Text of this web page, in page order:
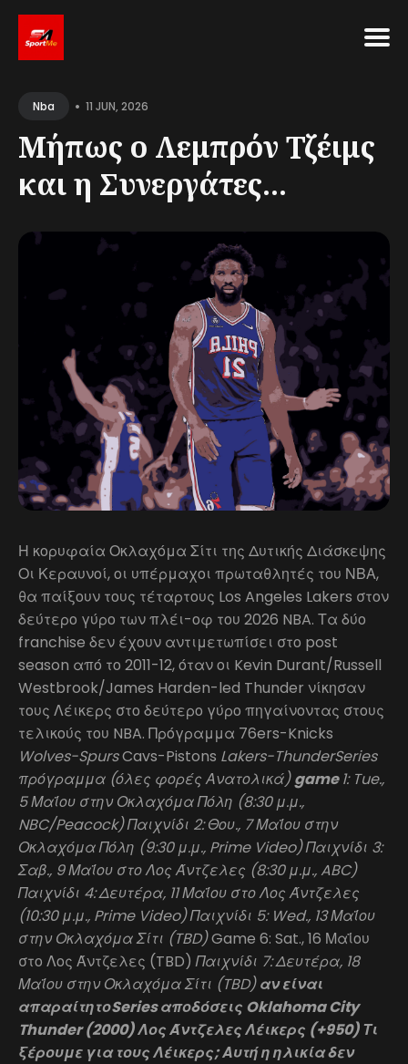
forNba • 11 JUN, 2026
Μήπως ο Λεμπρόν Τζέιμς
και η Συνεργάτες...
Η κορυφαία Οκλαχόμα Σίτι της Δυτικής Διάσκεψης
Οι Κεραυνοί, οι υπέρμαχοι πρωταθλητές του ΝΒΑ,
θα παίξουν τους τέταρτους Los Angeles Lakers στον
δεύτερο γύρο των πλέι-οφ του 2026 NBA. Τα δύο
franchise δεν έχουν αντιμετωπίσει στο post
season από το 2011-12, όταν οι Kevin Durant/Russell
Westbrook/James Harden-led Thunder νίκησαν
τους Λέικερς στο δεύτερο γύρο πηγαίνοντας στους
τελικούς του NBA. Πρόγραμμα 76ers-Knicks
Wolves-SpursCavs-Pistons Lakers-ThunderSeries
πρόγραμμα (όλες φορές Ανατολικά)game1: Tue.,
5 Μαΐου στην Οκλαχόμα Πόλη (8:30 μ.μ.,
NBC/Peacock) Παιχνίδι 2: Θου., 7 Μαΐου στην
Οκλαχόμα Πόλη (9:30 μ.μ., Prime Video) Παιχνίδι 3:
Σαβ., 9 Μαΐου στο Λος Άντζελες (8:30 μ.μ., ABC)
Παιχνίδι 4: Δευτέρα, 11 Μαΐου στο Λος Άντζελες
(10:30 μ.μ., Prime Video) Παιχνίδι 5: Wed., 13 Μαΐου
στην Οκλαχόμα Σίτι (TBD)Game 6: Sat., 16 Μαΐου
στο Λος Άντζελες (TBD)Παιχνίδι 7: Δευτέρα, 18
Μαΐου στην Οκλαχόμα Σίτι (TBD)αν είναι
απαραίτητοSeries αποδόσεις Oklahoma City
Thunder (2000) Λος Άντζελες Λέικερς (+950) Τι
ξέρουμε για τους Λέικερς; Αυτή η ηλικία δεν